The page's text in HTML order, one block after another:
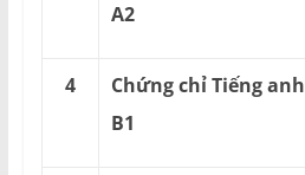
A2
4
Chứng chỉ Tiếng anh
B1